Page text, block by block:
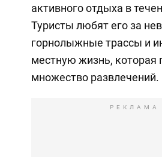
активного отдыха в
Туристы любят его за
горнолыжные трассы и
местную жизнь, которая
множество развлечений.
РЕКЛАМА